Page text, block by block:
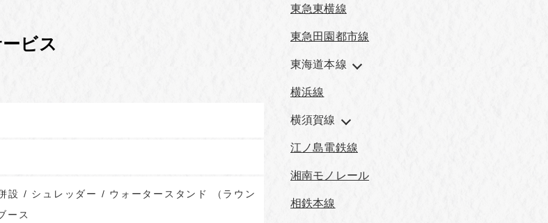
ビス
設 / シュレッダー / ウォータースタンド （ラウン
ース
東急東横線
東急田園都市線
東海道本線
横浜線
横須賀線
江ノ島電鉄線
湘南モノレール
相鉄本線